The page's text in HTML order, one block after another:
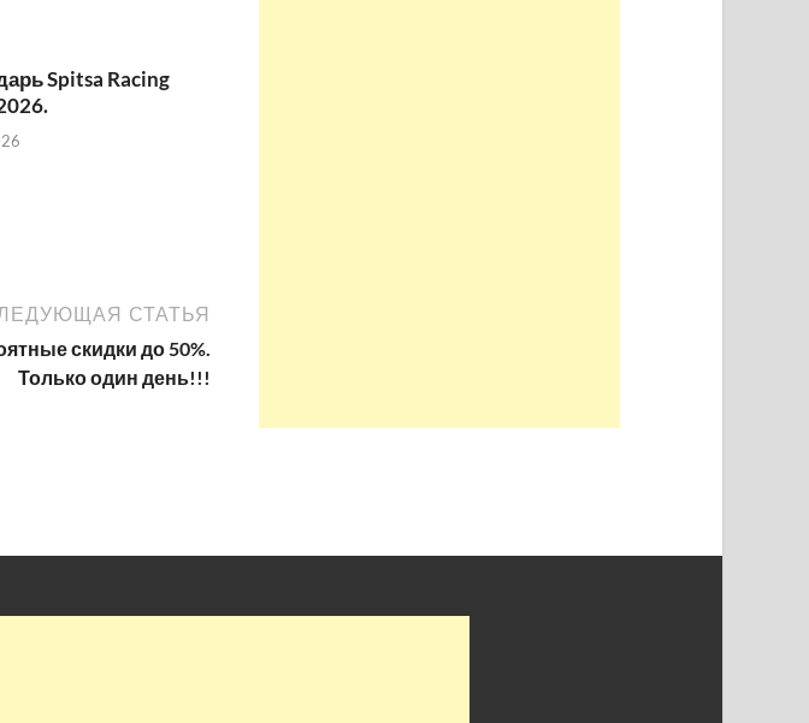
Spitsa Racing
СТАТЬЯ
скидки до 50%.
Только один день!!!